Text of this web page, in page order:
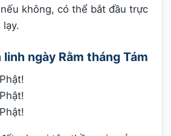
không, có thể bắt đầu trực
ngày Rằm tháng Tám